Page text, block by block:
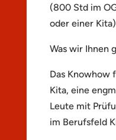
(800 Std im
oder einer
Was wir Ihnen
Das Knowhow
Kita, eine
Leute mit
im Berufsfeld